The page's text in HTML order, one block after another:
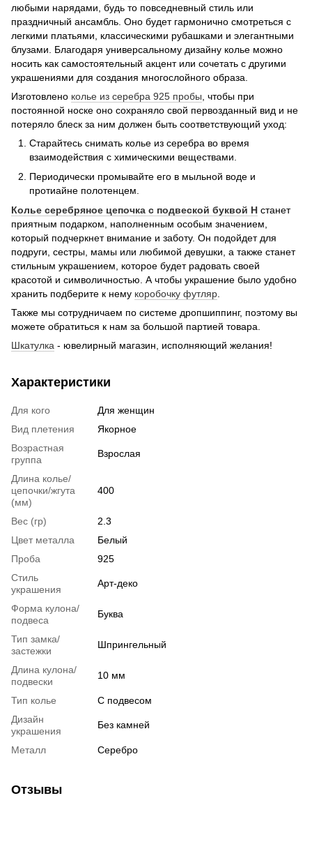
любыми нарядами, будь то повседневный стиль или
праздничный ансамбль. Оно будет гармонично смотреться с
легкими платьями, классическими рубашками и элегантными
блузами. Благодаря универсальному дизайну колье можно
носить как самостоятельный акцент или сочетать с другими
украшениями для создания многослойного образа.
Изготовлено колье из серебра 925 пробы , чтобы при
постоянной носке оно сохраняло свой первозданный вид и не
потеряло блеск за ним должен быть соответствующий уход:
Старайтесь снимать колье из серебра во время
взаимодействия с химическими веществами.
Периодически промывайте его в мыльной воде и
протиайне полотенцем.
Колье серебряное цепочка с подвеской буквой Н станет
приятным подарком, наполненным особым значением,
который подчеркнет внимание и заботу. Он подойдет для
подруги, сестры, мамы или любимой девушки, а также станет
стильным украшением, которое будет радовать своей
красотой и символичностью. А чтобы украшение было удобно
хранить подберите к нему коробочку футляр.
Также мы сотрудничаем по системе дропшиппинг, поэтому вы
можете обратиться к нам за большой партией товара.
Шкатулка - ювелирный магазин, исполняющий желания!
Характеристики
Для кого
Для женщин
Вид плетения
Якорное
Возрастная
группа
Взрослая
Длина колье/
цепочки/жгута
(мм)
400
Вес (гр)
2.3
Цвет металла
Белый
Проба
925
Стиль
украшения
Арт-деко
Форма кулона/
подвеса
Буква
Тип замка/
застежки
Шпрингельный
Длина кулона/
подвески
10 мм
Тип колье
С подвесом
Дизайн
украшения
Без камней
Металл Серебро
Отзывы